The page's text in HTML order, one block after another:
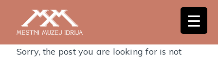
Nothing Found
Sorry, the post you are looking for is not